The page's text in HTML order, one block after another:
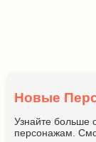
Новые
Узнайте больше
персонажам.